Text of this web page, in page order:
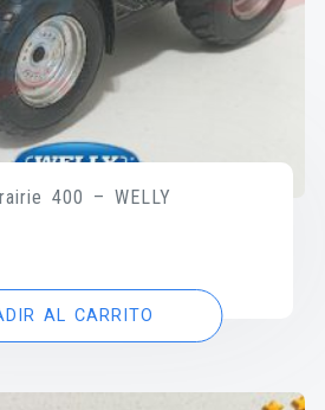
400 – WELLY
AL CARRITO